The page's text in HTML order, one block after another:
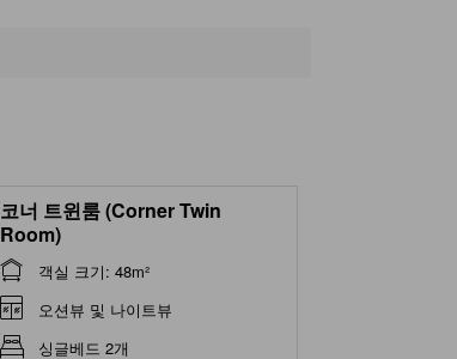
코너 트윈룸 (Corner Twin
Room)
객실 크기: 48m²
오션뷰 및 나이트뷰
싱글베드 2개